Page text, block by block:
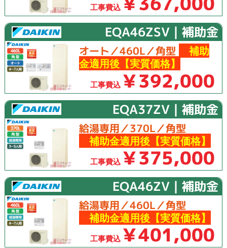
工事費込
EQA46ZSV｜補助金
オート／460L／角型
補助
金適用後【実質価格】
工事費込 ￥392,000
EQA37ZV｜補助金
給湯専用／370L／角型
補助金適用後【実質価格】
工事費込 ￥375,000
EQA46ZV｜補助金
給湯専用／460L／角型
補助金適用後【実質価格】
工事費込 ￥401,000